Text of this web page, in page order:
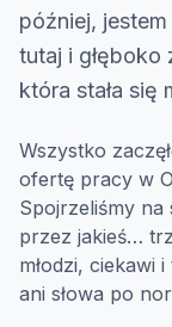
później,
tutaj i głęboko
która stała się
Wszystko
ofertę pracy w
Spojrzeliśmy na
przez jakieś…
młodzi, ciekawi
ani słowa po